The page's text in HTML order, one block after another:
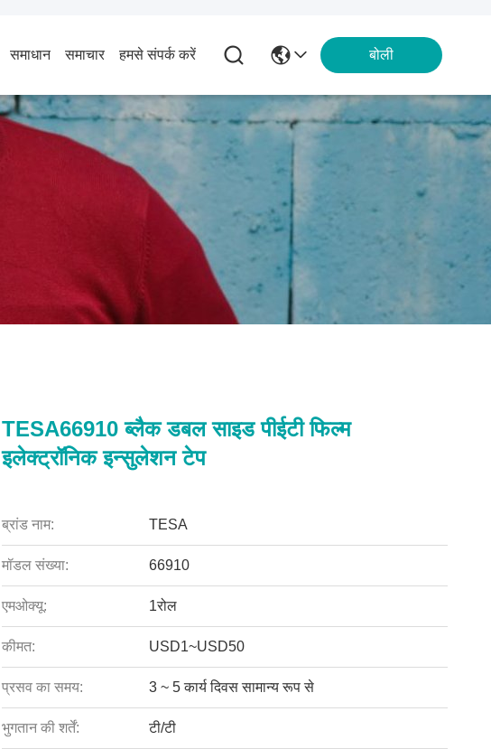
समाधान समाचार हमसे संपर्क करें बोली
TESA66910 ब्लैक डबल साइड पीईटी फिल्म
इलेक्ट्रॉनिक इन्सुलेशन टेप
ब्रांड नाम: TESA
मॉडल संख्या: 66910
एमओक्यू: 1रोल
कीमत: USD1~USD50
प्रसव का समय: 3 ~ 5 कार्य दिवस सामान्य रूप से
भुगतान की शर्तें: टी/टी